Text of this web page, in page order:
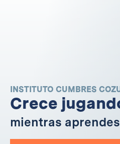
INSTITUTO CUMBRES
Crece
mientras